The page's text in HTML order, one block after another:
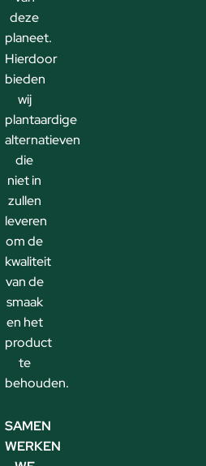
deze
planeet.
Hierdoor
bieden
wij
plantaardige
alternatieven
die
niet in
zullen
leveren
om de
kwaliteit
van de
smaak
en het
product
te
behouden.
SAMEN
WERKEN